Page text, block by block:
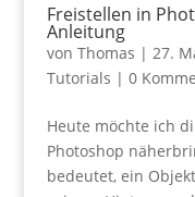
Freistellen in
Anleitung
von Thomas | 27.
Tutorials | 0
Heute möchte ich
Photoshop
bedeutet, ein